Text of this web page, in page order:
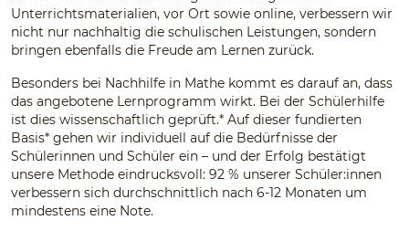
Unterrichtsmaterialien, vor Ort sowie online, verbessern wir
nicht nur nachhaltig die schulischen Leistungen, sondern
bringen ebenfalls die Freude am Lernen zurück.
Besonders bei Nachhilfe in Mathe kommt es darauf an, dass
das angebotene Lernprogramm wirkt. Bei der Schülerhilfe
ist dies wissenschaftlich geprüft.* Auf dieser fundierten
Basis* gehen wir individuell auf die Bedürfnisse der
Schülerinnen und Schüler ein – und der Erfolg bestätigt
unsere Methode eindrucksvoll: 92 % unserer Schüler:innen
verbessern sich durchschnittlich nach 6-12 Monaten um
mindestens eine Note.